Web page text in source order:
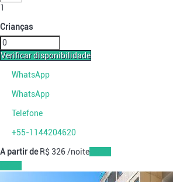
1
Crianças
Verificar disponibilidade
WhatsApp
WhatsApp
Telefone
+55-1144204620
A partir deR$ 326/noite